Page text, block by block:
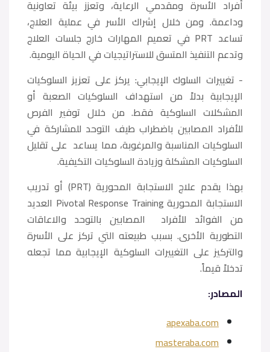
أفراد الأسرة ومقدمي الرعاية، وتعزز بيئة تعاونية
وداعمة. ومن خلال إشراك الأسر في عملية العلاج،
تساعد PRT في تعميم المهارات خارج جلسات العلاج
وتدعم التنفيذ المتسق للاستراتيجيات في الحياة اليومية.
- تغييرات السلوك الإيجابي: يركز على تعزيز السلوكيات
الإيجابية بدلاً من استهداف السلوكيات الصعبة أو
المشكلات السلوكية فقط. من خلال توفير الفرص
للأفراد المصابين باضطراب طيف التوحد للمشاركة في
السلوكيات المناسبة والمرغوبة، مما يساعد على تقليل
السلوكيات المشكلة وزيادة السلوكيات التكيفية.
بهذا يقدم علاج الاستجابة المحورية (PRT) أو تدريب
الاستجابة المحورية Pivotal Response Training العديد
من الفوائد للأفراد المصابين بالتوحد والاعاقات
التطورية الأخرى. بسبب طبيعته التي تركز على الأسرة
والتركيز على التغييرات السلوكية الإيجابية مما تجعله
تدخلاً قيماً.
المصادر:
apexaba.com
masteraba.com